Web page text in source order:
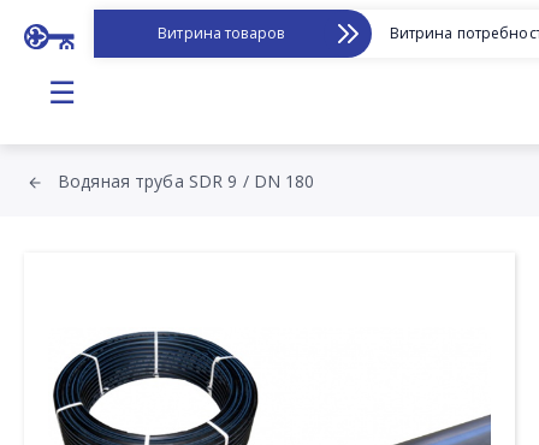
Витрина товаров Витрина
☰
Водяная труба SDR 9 / DN 180